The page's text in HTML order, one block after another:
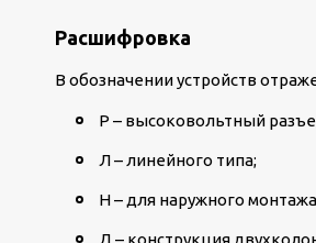
Расшифровка
В обозначении устройств
Р – высоковольтный
Л – линейного типа;
Н – для наружного
Д – конструкция